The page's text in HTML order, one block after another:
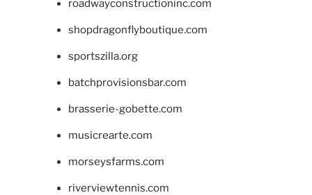
roadwayconstructioninc.com
shopdragonflyboutique.com
sportszilla.org
batchprovisionsbar.com
brasserie-gobette.com
musicrearte.com
morseysfarms.com
riverviewtennis.com